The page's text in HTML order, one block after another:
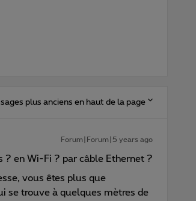
plus anciens en haut de la page
Forum|Forum|5 years ago
? en Wi-Fi ? par câble Ethernet ?
vous êtes plus que
se trouve à quelques mètres de